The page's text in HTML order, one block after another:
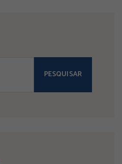
PESQUISAR